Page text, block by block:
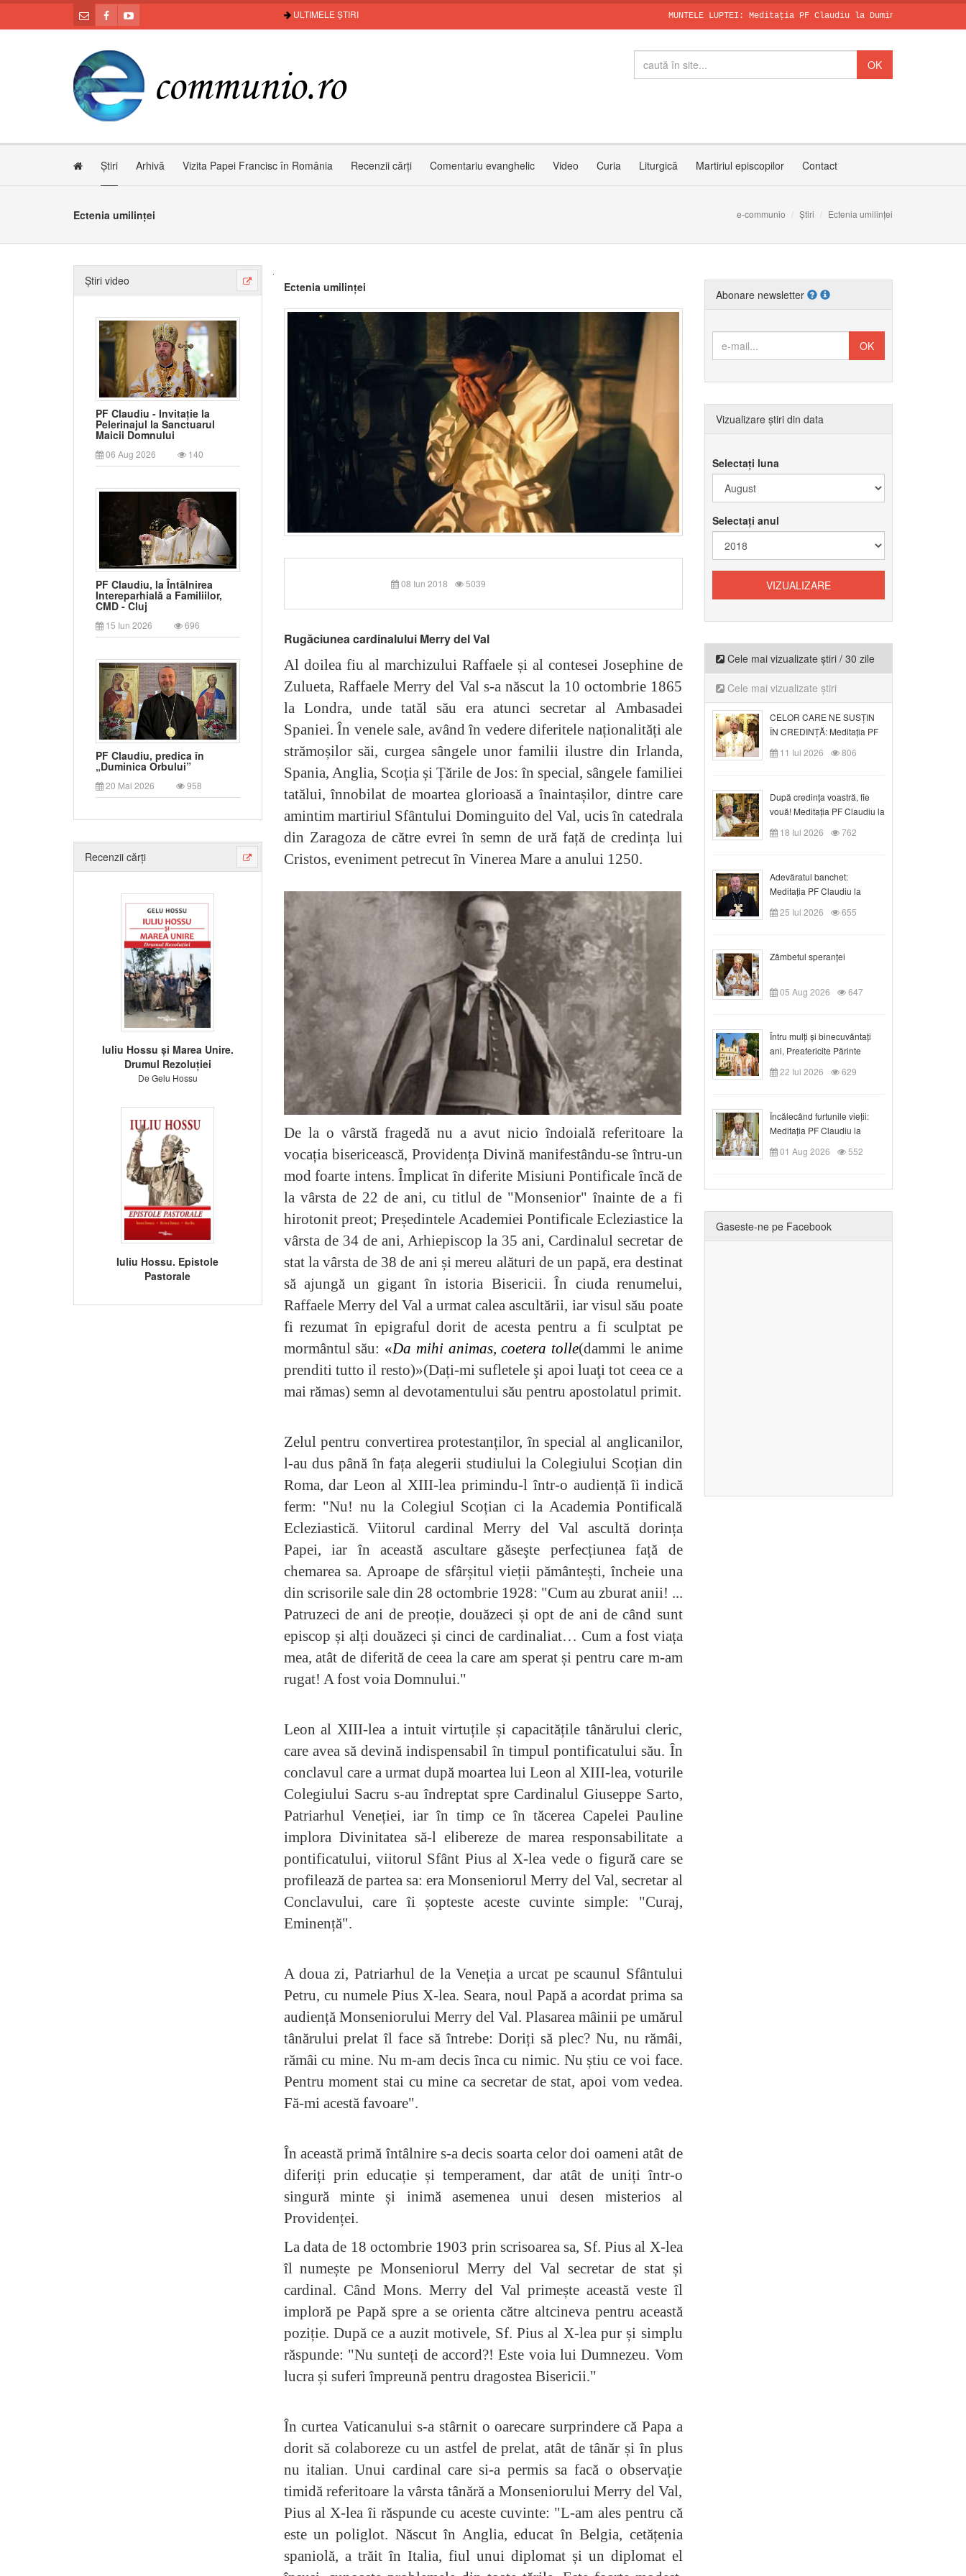
ULTIMELE ȘTIRI MUNTELE LUPTEI: Meditația PF Claudiu la Duminica a X-a după Rusalii
SFÂNTUL
Papa, în
Invitația PF
Știri Arhivă Vizita Papei Francisc în România Recenzii cărți Comentariu evanghelic Video Curia Liturgică Martiriul episcopilor Contact
Ectenia umilinței e-communio Știri Ectenia umilinței
Știri video
PF Claudiu - Invitație la
Pelerinajul la Sanctuarul
Maicii Domnului
06 Aug 2026 140
PF Claudiu, la Întâlnirea
Intereparhială a Familiilor,
CMD - Cluj
15 Iun 2026 696
PF Claudiu, predica în
„Duminica Orbului”
20 Mai 2026 958
Recenzii cărți
Iuliu Hossu și Marea Unire.
Drumul Rezoluției
De Gelu Hossu
Iuliu Hossu. Epistole
Pastorale
Ectenia umilinței
08 Iun 2018 5039
Rugăciunea cardinalului Merry del Val
Al doilea fiu al marchizului Raffaele și al contesei Josephine de
Zulueta, Raffaele Merry del Val s-a născut la 10 octombrie 1865
la Londra, unde tatăl său era atunci secretar al Ambasadei
Spaniei. În venele sale, având în vedere diferitele naționalități ale
strămoșilor săi, curgea sângele unor familii ilustre din Irlanda,
Spania, Anglia, Scoția și Țările de Jos: în special, sângele familiei
tatălui, înnobilat de moartea glorioasă a înaintașilor, dintre care
amintim martiriul Sfântului Dominguito del Val, ucis în catedrala
din Zaragoza de către evrei în semn de ură față de credința lui
Cristos, eveniment petrecut în Vinerea Mare a anului 1250.
De la o vârstă fragedă nu a avut nicio îndoială referitoare la
vocația bisericească, Providența Divină manifestându-se întru-un
mod foarte intens. Împlicat în diferite Misiuni Pontificale încă de
la vârsta de 22 de ani, cu titlul de "Monsenior" înainte de a fi
hirotonit preot; Președintele Academiei Pontificale Ecleziastice la
vârsta de 34 de ani, Arhiepiscop la 35 ani, Cardinalul secretar de
stat la vârsta de 38 de ani și mereu alături de un papă, era destinat
să ajungă un gigant în istoria Bisericii. În ciuda renumelui,
Raffaele Merry del Val a urmat calea ascultării, iar visul său poate
fi rezumat în epigraful dorit de acesta pentru a fi sculptat pe
mormântul său: «Da mihi animas, coetera tolle(dammi le anime
prenditi tutto il resto)»(Dați-mi sufletele şi apoi luaţi tot ceea ce a
mai rămas) semn al devotamentului său pentru apostolatul primit.
Zelul pentru convertirea protestanților, în special al anglicanilor,
l-au dus până în fața alegerii studiului la Colegiului Scoțian din
Roma, dar Leon al XIII-lea primindu-l într-o audiență îi indică
ferm: "Nu! nu la Colegiul Scoțian ci la Academia Pontificală
Ecleziastică. Viitorul cardinal Merry del Val ascultă dorința
Papei, iar în această ascultare găseşte perfecțiunea față de
chemarea sa. Aproape de sfârșitul vieții pământești, încheie una
din scrisorile sale din 28 octombrie 1928: "Cum au zburat anii! ...
Patruzeci de ani de preoție, douăzeci și opt de ani de când sunt
episcop și alți douăzeci și cinci de cardinaliat… Cum a fost viața
mea, atât de diferită de ceea la care am sperat și pentru care m-am
rugat! A fost voia Domnului."
Leon al XIII-lea a intuit virtuțile și capacitățile tânărului cleric,
care avea să devină indispensabil în timpul pontificatului său. În
conclavul care a urmat după moartea lui Leon al XIII-lea, voturile
Colegiului Sacru s-au îndreptat spre Cardinalul Giuseppe Sarto,
Patriarhul Veneției, iar în timp ce în tăcerea Capelei Pauline
implora Divinitatea să-l elibereze de marea responsabilitate a
pontificatului, viitorul Sfânt Pius al X-lea vede o figură care se
profilează de partea sa: era Monseniorul Merry del Val, secretar al
Conclavului, care îi șopteste aceste cuvinte simple: "Curaj,
Eminență".
A doua zi, Patriarhul de la Veneția a urcat pe scaunul Sfântului
Petru, cu numele Pius X-lea. Seara, noul Papă a acordat prima sa
audiență Monseniorului Merry del Val. Plasarea mâinii pe umărul
tânărului prelat îl face să întrebe: Doriți să plec? Nu, nu rămâi,
rămâi cu mine. Nu m-am decis înca cu nimic. Nu știu ce voi face.
Pentru moment stai cu mine ca secretar de stat, apoi vom vedea.
Fă-mi acestă favoare".
În această primă întâlnire s-a decis soarta celor doi oameni atât de
diferiți prin educație și temperament, dar atât de uniți într-o
singură minte și inimă asemenea unui desen misterios al
Providenței.
La data de 18 octombrie 1903 prin scrisoarea sa, Sf. Pius al X-lea
îl numește pe Monseniorul Merry del Val secretar de stat și
cardinal. Când Mons. Merry del Val primește această veste îl
imploră pe Papă spre a se orienta către altcineva pentru această
poziție. După ce a auzit motivele, Sf. Pius al X-lea pur și simplu
răspunde: "Nu sunteți de accord?! Este voia lui Dumnezeu. Vom
lucra și suferi împreună pentru dragostea Bisericii."
În curtea Vaticanului s-a stârnit o oarecare surprindere că Papa a
dorit să colaboreze cu un astfel de prelat, atât de tânăr și în plus
nu italian. Unui cardinal care si-a permis sa facă o observație
timidă referitoare la vârsta tânără a Monseniorului Merry del Val,
Pius al X-lea îi răspunde cu aceste cuvinte: "L-am ales pentru că
este un poliglot. Născut în Anglia, educat în Belgia, cetățenia
spaniolă, a trăit în Italia, fiul unui diplomat și un diplomat el
Abonare newsletter
Vizualizare știri din data
Selectați luna
Selectați anul
Cele mai vizualizate știri / 30 zile
Cele mai vizualizate știri
CELOR CARE NE SUSȚIN
ÎN CREDINȚĂ: Meditația PF
Claudiu la Duminica a VI-a
după Rusalii
11 Iul 2026 806
După credinţa voastră, fie
vouă! Meditația PF Claudiu la
duminica a VII-a după Rusalii
18 Iul 2026 762
Adevăratul banchet:
Meditația PF Claudiu la
Duminica a VIII-a după
Rusalii
25 Iul 2026 655
Zâmbetul speranței
05 Aug 2026 647
Întru mulți și binecuvântați
ani, Preafericite Părinte
Claudiu!
22 Iul 2026 629
Încălecând furtunile vieții:
Meditația PF Claudiu la
Duminica a IX-a după Rusalii
01 Aug 2026 552
Gaseste-ne pe Facebook